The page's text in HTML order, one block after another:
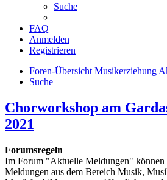
Suche
FAQ
Anmelden
Registrieren
Foren-Übersicht Musikerziehung
Suche
Chorworkshop am
2021
Forumsregeln
Im Forum "Aktuelle Meldungen" können
Meldungen aus dem Bereich Musik,